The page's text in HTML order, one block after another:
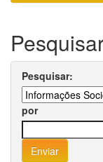
Pesquisar:
por